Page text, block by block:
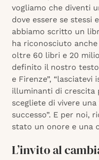
vogliamo che diventi
dove essere se stessi
abbiamo scritto un
ha riconosciuto
oltre 60 libri e 20
definito il nostro testo
e Firenze”,
illuminanti di crescita
scegliete di vivere
successo”. E per noi,
stato un onore e una
L’invito al